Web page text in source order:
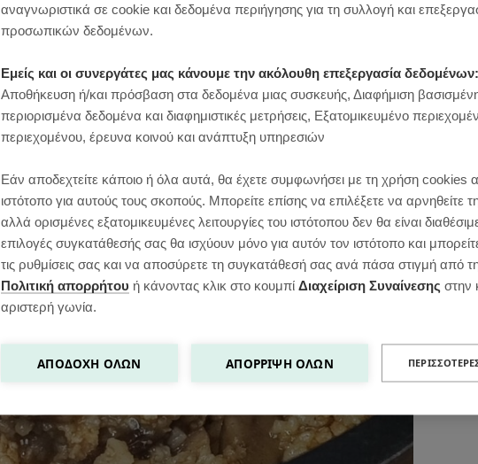
αναγνωριστικά σε cookie και δεδομένα περιήγησης για τη συλλογή και
προσωπικών δεδομένων.
Εμείς και οι συνεργάτες μας κάνουμε την ακόλουθη επεξεργασία δεδομένων:
Αποθήκευση ή/και πρόσβαση στα δεδομένα μιας συσκευής, Διαφήμιση
περιορισμένα δεδομένα και διαφημιστικές μετρήσεις, Εξατομικευμένο
περιεχομένου, έρευνα κοινού και ανάπτυξη υπηρεσιών
Εάν αποδεχτείτε κάποιο ή όλα αυτά, θα έχετε συμφωνήσει με τη χρήση cookies
ιστότοπο για αυτούς τους σκοπούς. Μπορείτε επίσης να επιλέξετε να αρνηθείτε
αλλά ορισμένες εξατομικευμένες λειτουργίες του ιστότοπου δεν θα είναι
επιλογές συγκατάθεσής σας θα ισχύουν μόνο για αυτόν τον ιστότοπο και
τις ρυθμίσεις σας και να αποσύρετε τη συγκατάθεσή σας ανά πάσα στιγμή από
Πολιτική απορρήτου ή κάνοντας κλικ στο κουμπί Διαχείριση Συναίνεσης στην
αριστερή γωνία.
ΑΠΟΔΟΧΉ ΌΛΩΝ ΑΠΌΡΡΙΨΗ ΌΛΩΝ